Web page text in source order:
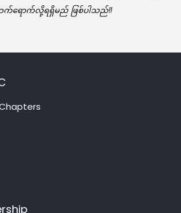
တက်ရောက်လို့ရရှိမည် ဖြစ်ပါသည်‼️
Chapters